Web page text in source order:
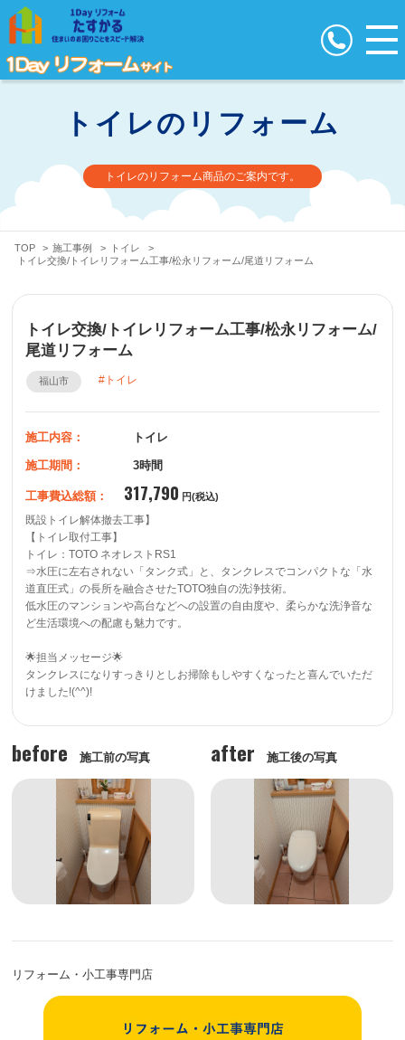
トイレのリフォーム
トイレのリフォーム商品のご案内です。
TOP > 施工事例 > トイレ
>
トイレ交換/トイレリフォーム工事/松永リフォーム/尾道リフォーム
トイレ交換/トイレリフォーム工事/松永リフォーム/
尾道リフォーム
福山市 トイレ
施工内容： トイレ
施工期間： 3時間
工事費込総額： 317,790 円(税込)
既設トイレ解体撤去工事】
【トイレ取付工事】
トイレ：TOTO ネオレストRS1
⇒水圧に左右されない「タンク式」と、タンクレスでコンパクトな「水
道直圧式」の長所を融合させたTOTO独自の洗浄技術。
低水圧のマンションや高台などへの設置の自由度や、柔らかな洗浄音な
ど生活環境への配慮も魅力です。
🌟担当メッセージ🌟
タンクレスになりすっきりとしお掃除もしやすくなったと喜んでいただ
けました!(^^)!
before 施工前の写真 after 施工後の写真
リフォーム・小工事専門店